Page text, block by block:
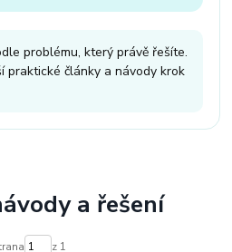
problému, který právě řešíte.
praktické články a návody krok
a řešení
z 1